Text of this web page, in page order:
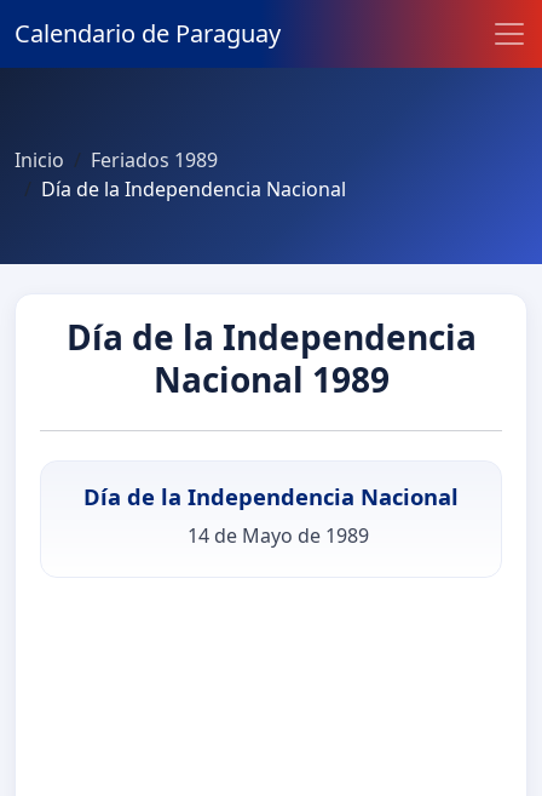
Calendario de Paraguay
Inicio
Feriados 1989
Día de la Independencia Nacional
Día de la Independencia
Nacional 1989
Día de la Independencia Nacional
14 de Mayo de 1989